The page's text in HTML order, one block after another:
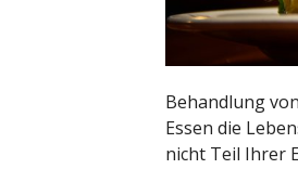
Behandlung
Essen die
nicht Teil Ihrer